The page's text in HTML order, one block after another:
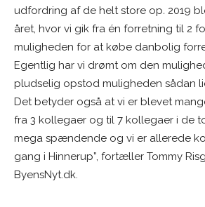
udfordring af de helt store op. 2019
året, hvor vi gik fra én forretning til 2
muligheden for at købe danbolig
Egentlig har vi drømt om den
pludselig opstod muligheden sådan
Det betyder også at vi er blevet
fra 3 kollegaer og til 7 kollegaer i de
mega spændende og vi er allerede
gang i Hinnerup”, fortæller Tommy
ByensNyt.dk.